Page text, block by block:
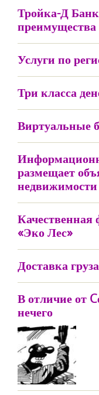
Тройка-Д
Услуги по
Три класса
Виртуальные
размещает
недвижимости
Качественная
«Эко Лес»
Доставка
В отличие от
нечего